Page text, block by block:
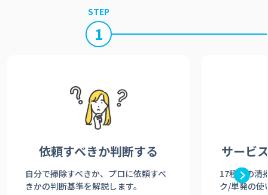
STEP
1
依頼すべきか判断する
自分で掃除すべきか、プロに依頼すべ
きかの判断基準を解説します。
サービ
17種類の清
ク/単発の使